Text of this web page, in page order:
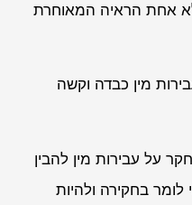
אחת הראיה המאוחרת
מין כבדה וקשה
על עבירות מין להבין
בחקירה ולהיות